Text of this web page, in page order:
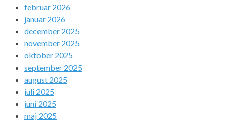
februar 2026
januar 2026
december 2025
november 2025
oktober 2025
september 2025
august 2025
juli 2025
juni 2025
maj 2025